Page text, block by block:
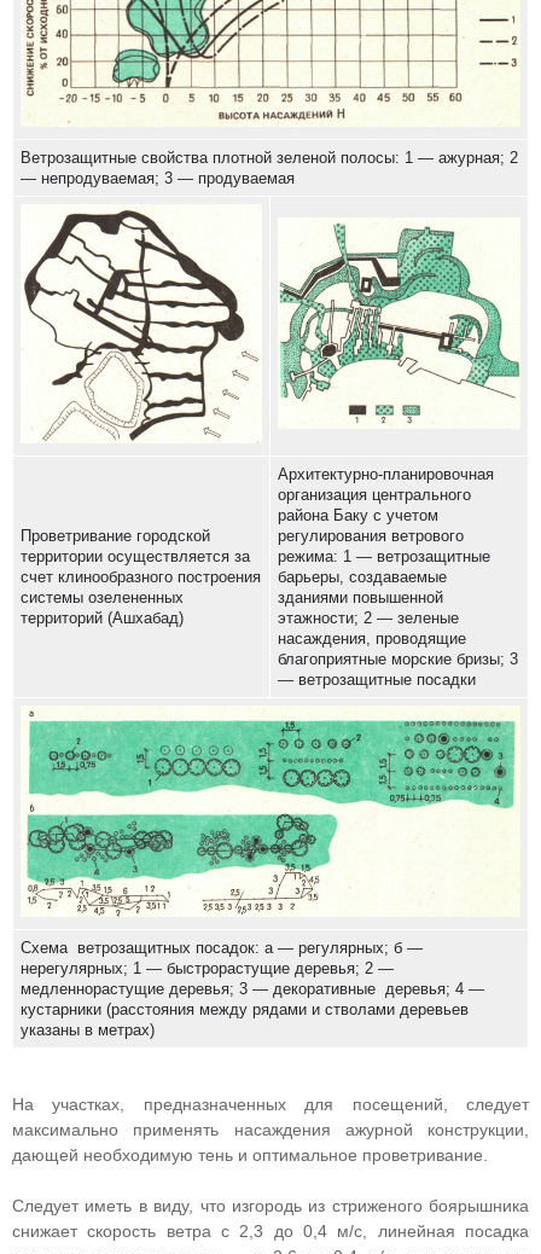
Ветрозащитные свойства плотной зеленой полосы: 1 — ажурная; 2
— непродуваемая; 3 — продуваемая
Проветривание городской
территории осуществляется за
счет клинообразного построения
системы озелененных
территорий (Ашхабад)
Архитектурно-планировочная
организация центрального
района Баку с учетом
регулирования ветрового
режима: 1 — ветрозащитные
барьеры, создаваемые
зданиями повышенной
этажности; 2 — зеленые
насаждения, проводящие
благоприятные морские бризы; 3
— ветрозащитные посадки
Схема ветрозащитных посадок: а — регулярных; б —
нерегулярных; 1 — быстрорастущие деревья; 2 —
медленнорастущие деревья; 3 — декоративные деревья; 4 —
кустарники (расстояния между рядами и стволами деревьев
указаны в метрах)
На участках, предназначенных для посещений, следует
максимально применять насаждения ажурной конструкции,
дающей необходимую тень и оптимальное проветривание.
Следует иметь в виду, что изгородь из стриженого боярышника
снижает скорость ветра с 2,3 до 0,4 м/с, линейная посадка